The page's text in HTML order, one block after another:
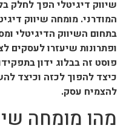
שיווק דיגיטלי הפך לחלק
המודרני. מומחה שיווק
בתחום השיווק הדיגיטלי
ופתרונות שיעזרו לעסקים
פוסט זה בבלוג ידון
כיצד להפוך לכזה וכיצד
להצמיח עסק.
מהו מומחה